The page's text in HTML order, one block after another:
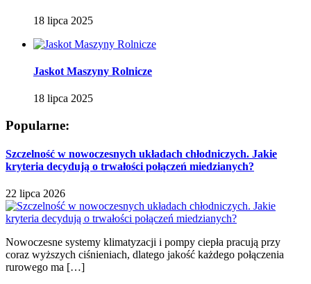
18 lipca 2025
Jaskot Maszyny Rolnicze
18 lipca 2025
Popularne:
Szczelność w nowoczesnych układach chłodniczych. Jakie
kryteria decydują o trwałości połączeń miedzianych?
22 lipca 2026
Nowoczesne systemy klimatyzacji i pompy ciepła pracują przy
coraz wyższych ciśnieniach, dlatego jakość każdego połączenia
rurowego ma […]